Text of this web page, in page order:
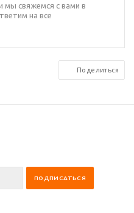
мы свяжемся с вами в
на все
Поделиться